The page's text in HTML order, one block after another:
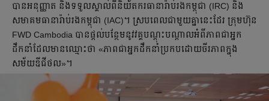
បានអនុញ្ញាត និងទទួលស្គាល់ពីនិយ័តករធានារ៉ាប់រងកម្ពុជា (IRC) និង
សមាគមធានារ៉ាប់រងកម្ពុជា (IAC)។ ស្របពេលជាមួយគ្នានេះដែរ ក្រុមហ៊ុន
FWD Cambodia បានផ្ដល់បន្ថែមនូវវគ្គបណ្ដុះបណ្ដាលអំពីភាពជាអ្នក
ដឹកនាំដែលមានឈ្មោះថា «ភាពជាអ្នកដឹកនាំប្រកបដោយចីរភាពក្នុង
សម័យឌីជីថល»។